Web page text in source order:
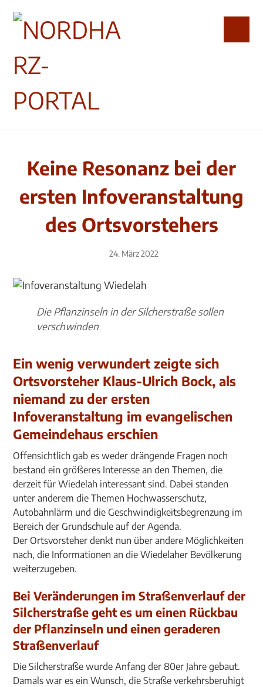
Keine Resonanz bei der
ersten Infoveranstaltung
des Ortsvorstehers
24. März 2022
Die Pflanzinseln in der Silcherstraße sollen
verschwinden
Ein wenig verwundert zeigte sich
Ortsvorsteher Klaus-Ulrich Bock, als
niemand zu der ersten
Infoveranstaltung im evangelischen
Gemeindehaus erschien
Offensichtlich gab es weder drängende Fragen noch
bestand ein größeres Interesse an den Themen, die
derzeit für Wiedelah interessant sind. Dabei standen
unter anderem die Themen Hochwasserschutz,
Autobahnlärm und die Geschwindigkeitsbegrenzung im
Bereich der Grundschule auf der Agenda.
Der Ortsvorsteher denkt nun über andere Möglichkeiten
nach, die Informationen an die Wiedelaher Bevölkerung
weiterzugeben.
Bei Veränderungen im Straßenverlauf der
Silcherstraße geht es um einen Rückbau
der Pflanzinseln und einen geraderen
Straßenverlauf
Die Silcherstraße wurde Anfang der 80er Jahre gebaut.
Damals war es ein Wunsch, die Straße verkehrsberuhigt